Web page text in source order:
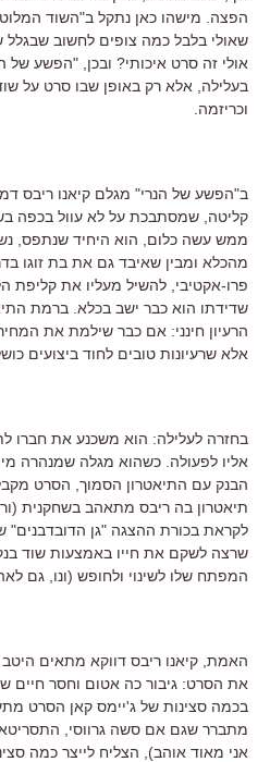
הפצה. מישהו כאן נתקל ב"השוד
שאולי בלבל כמה צופים לחשוב שבגלל
אולי זה סרט איכותי? ובכן, "הפשע של
בעלילה, אלא רק באופן שבו סרט על שוד
וכריזמה.
ב"הפשע של הנרי" מגלם קיאנו ריבס
קליטה, שמסתבכת על לא עוול בכפה
ממש עשה כלום, הוא היחיד שנתפס,
מהכלא ומבין שאיבד גם את בת זוגו
פרו-אקטיבי, להשיל מעליו את קליפת
שדידתו הוא כבר ישב בכלא. ברמת
הרעיון חינני: אם כבר שילמת את
אלא שרעיונות טובים לחוד ביצועים
בחזרה לעלילה: הוא משכנע את חברו
אליו לפעולה. כשהוא מגלה שמנהרה
הבנק עם התיאטרון הסמוך, הסרט
תיאטרון בה ריבס מתאהב בשחקנית
לקראת בכורת ההצגה "גן הדובדבנים"
שרצה לשקם את חייו באמצעות שוד
המפתח שלו לשינוי ולחופש (ונו, גם
האמת, קיאנו ריבס דווקא מתאים היטב
את הסרט: גיבור כה אטום וחסר חיים
בכמה סצינות של ג'יימס קאן הסרט
מתברר שגם אם סשה גרווסי,
אני מאוד אוהב), הצליח לייצר כמה